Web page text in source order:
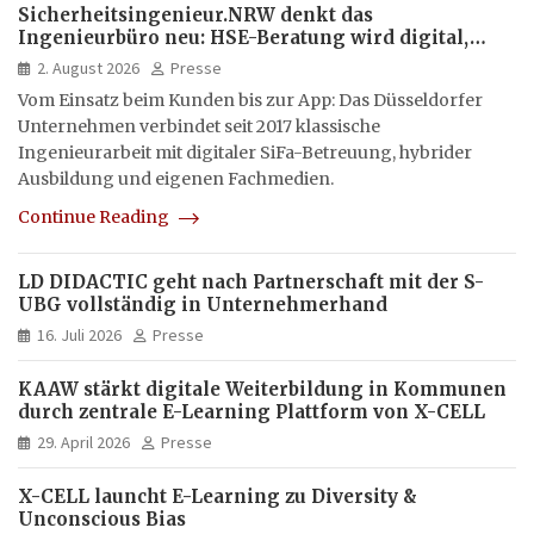
Sicherheitsingenieur.NRW denkt das
Ingenieurbüro neu: HSE-Beratung wird digital,
hybrid und multimedial
2. August 2026
Presse
Vom Einsatz beim Kunden bis zur App: Das Düsseldorfer
Unternehmen verbindet seit 2017 klassische
Ingenieurarbeit mit digitaler SiFa-Betreuung, hybrider
Ausbildung und eigenen Fachmedien.
Continue Reading
LD DIDACTIC geht nach Partnerschaft mit der S-
UBG vollständig in Unternehmerhand
16. Juli 2026 Presse
KAAW stärkt digitale Weiterbildung in Kommunen
durch zentrale E-Learning Plattform von X-CELL
29. April 2026 Presse
X-CELL launcht E-Learning zu Diversity &
Unconscious Bias